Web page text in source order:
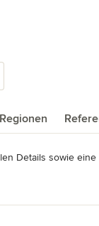
Regionen
Details sowie